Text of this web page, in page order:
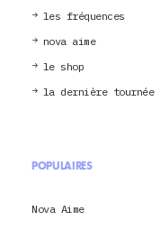
les fréquences
nova aime
le shop
la dernière tournée
POPULAIRES
Nova Aime